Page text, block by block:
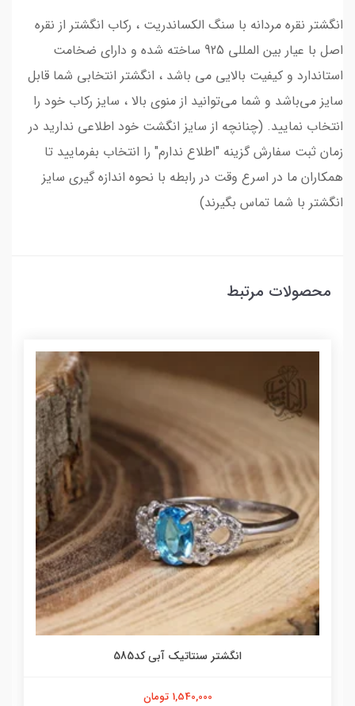
انگشتر نقره مردانه با سنگ الکساندریت ، رکاب انگشتر از نقره
اصل با عیار بین المللی 925 ساخته شده و دارای ضخامت
استاندارد و کیفیت بالایی می‌ باشد ، انگشتر انتخابی شما قابل
سایز می‌باشد و شما می‌توانید از منوی بالا ، سایز رکاب خود را
انتخاب نمایید. (چنانچه از سایز انگشت خود اطلاعی ندارید در
زمان ثبت سفارش گزینه "اطلاع ندارم" را انتخاب بفرمایید تا
همکاران ما در اسرع وقت در رابطه با نحوه اندازه گیری سایز
انگشتر با شما تماس بگیرند)
محصولات مرتبط
انگشتر سنتاتیک آبی کد585
1,540,000 تومان